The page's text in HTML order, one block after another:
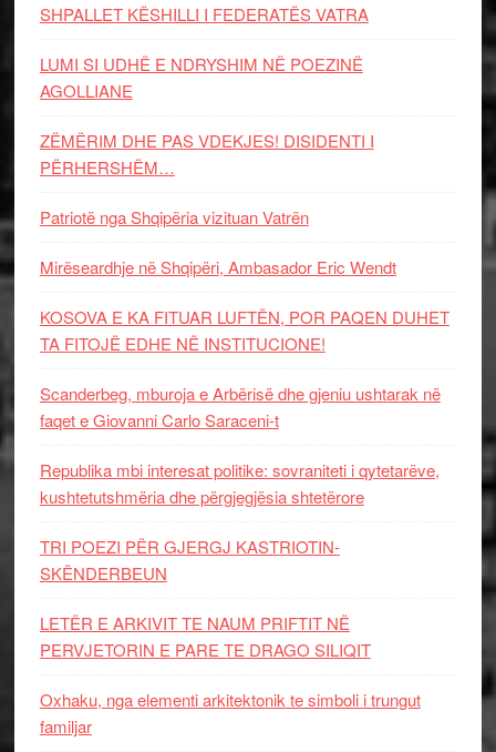
SHPALLET KËSHILLI I FEDERATËS VATRA
LUMI SI UDHË E NDRYSHIM NË POEZINË
AGOLLIANE
ZËMËRIM DHE PAS VDEKJES! DISIDENTI I
PËRHERSHËM…
Patriotë nga Shqipëria vizituan Vatrën
Mirëseardhje në Shqipëri, Ambasador Eric Wendt
KOSOVA E KA FITUAR LUFTËN, POR PAQEN DUHET
TA FITOJË EDHE NË INSTITUCIONE!
Scanderbeg, mburoja e Arbërisë dhe gjeniu ushtarak në
faqet e Giovanni Carlo Saraceni-t
Republika mbi interesat politike: sovraniteti i qytetarëve,
kushtetutshmëria dhe përgjegjësia shtetërore
TRI POEZI PËR GJERGJ KASTRIOTIN-
SKËNDERBEUN
LETËR E ARKIVIT TE NAUM PRIFTIT NË
PERVJETORIN E PARE TE DRAGO SILIQIT
Oxhaku, nga elementi arkitektonik te simboli i trungut
familjar